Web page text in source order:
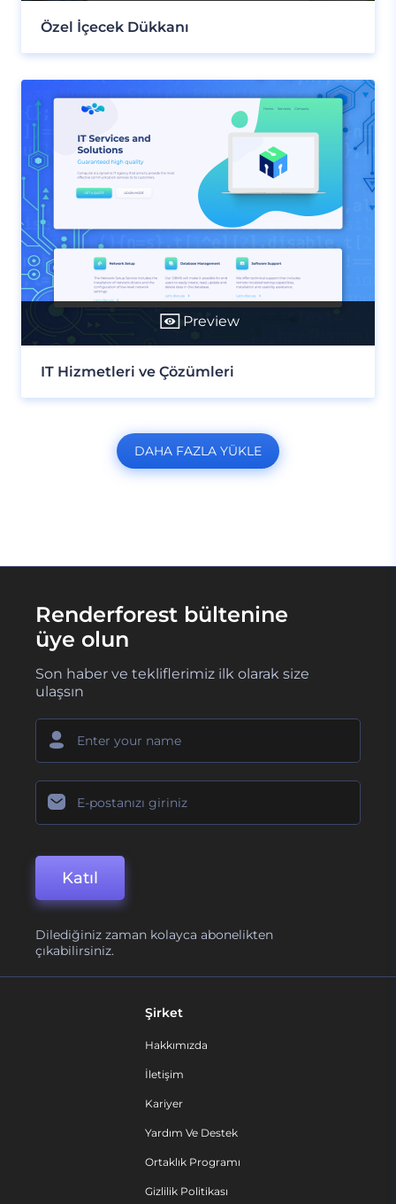
Özel İçecek Dükkanı
Preview
IT Hizmetleri ve Çözümleri
DAHA FAZLA YÜKLE
Renderforest bültenine
üye olun
Son haber ve tekliflerimiz ilk olarak size
ulaşsın
Katıl
Dilediğiniz zaman kolayca abonelikten
çıkabilirsiniz.
Şirket
Hakkımızda
İletişim
Kariyer
Yardım Ve Destek
Ortaklık Programı
Gizlilik Politikası